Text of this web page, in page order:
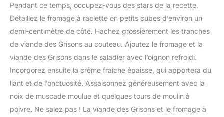
Pendant ce temps, occupez-vous des stars de la recette.
Détaillez le fromage à raclette en petits cubes d’environ un
demi-centimètre de côté. Hachez grossièrement les tranches
de viande des Grisons au couteau. Ajoutez le fromage et la
viande des Grisons dans le saladier avec l’oignon refroidi.
Incorporez ensuite la crème fraîche épaisse, qui apportera du
liant et de l’onctuosité. Assaisonnez généreusement avec la
noix de muscade moulue et quelques tours de moulin à
poivre. Ne salez pas ! La viande des Grisons et le fromage à